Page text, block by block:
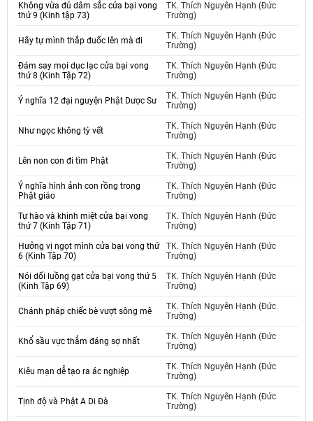
Không vừa đủ dâm sắc cửa bại vong
thứ 9 (Kinh tập 73)
TK. Thích Nguyên Hạnh (Đức
Trường)
Hãy tự mình thắp đuốc lên mà đi
TK. Thích Nguyên Hạnh (Đức
Trường)
Đám say mọi dục lạc cửa bại vong
thứ 8 (Kinh Tập 72)
TK. Thích Nguyên Hạnh (Đức
Trường)
Ý nghĩa 12 đại nguyện Phật Dược Sư
TK. Thích Nguyên Hạnh (Đức
Trường)
Như ngọc không tỳ vết
TK. Thích Nguyên Hạnh (Đức
Trường)
Lên non con đi tìm Phật
TK. Thích Nguyên Hạnh (Đức
Trường)
Ý nghĩa hình ảnh con rồng trong
Phật giáo
TK. Thích Nguyên Hạnh (Đức
Trường)
Tự hào và khinh miệt cửa bại vong
thứ 7 (Kinh Tập 71)
TK. Thích Nguyên Hạnh (Đức
Trường)
Hưởng vị ngọt mình cửa bại vong thứ
6 (Kinh Tập 70)
TK. Thích Nguyên Hạnh (Đức
Trường)
Nói dối luồng gạt cửa bại vong thứ 5
(Kinh Tập 69)
TK. Thích Nguyên Hạnh (Đức
Trường)
Chánh pháp chiếc bè vượt sông mê
TK. Thích Nguyên Hạnh (Đức
Trường)
Khổ sầu vực thẳm đáng sợ nhất
TK. Thích Nguyên Hạnh (Đức
Trường)
Kiêu mạn dễ tạo ra ác nghiệp
TK. Thích Nguyên Hạnh (Đức
Trường)
Tịnh độ và Phật A Di Đà
TK. Thích Nguyên Hạnh (Đức
Trường)